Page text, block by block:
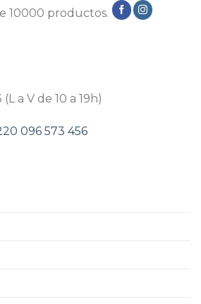
10000 productos.
a V de 10 a 19h)
096 573 456